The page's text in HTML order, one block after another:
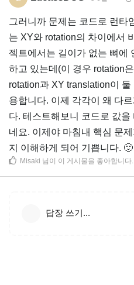
그러니까 문제는 코드로 런타
는 XY와 rotation의 차이에서
젝트에서는 길이가 없는 뼈에
하고 있는데(이 경우 rotation
rotation과 XY translation이
용합니다. 이제 각각이 왜 다
다. 테스트해보니 코드로 값
네요. 이제야 마침내 핵심 문
지 이해하게 되어 기쁩니다. 🙂
Misaki 님이 이 게시물을 좋아합니다.
답장 쓰기...